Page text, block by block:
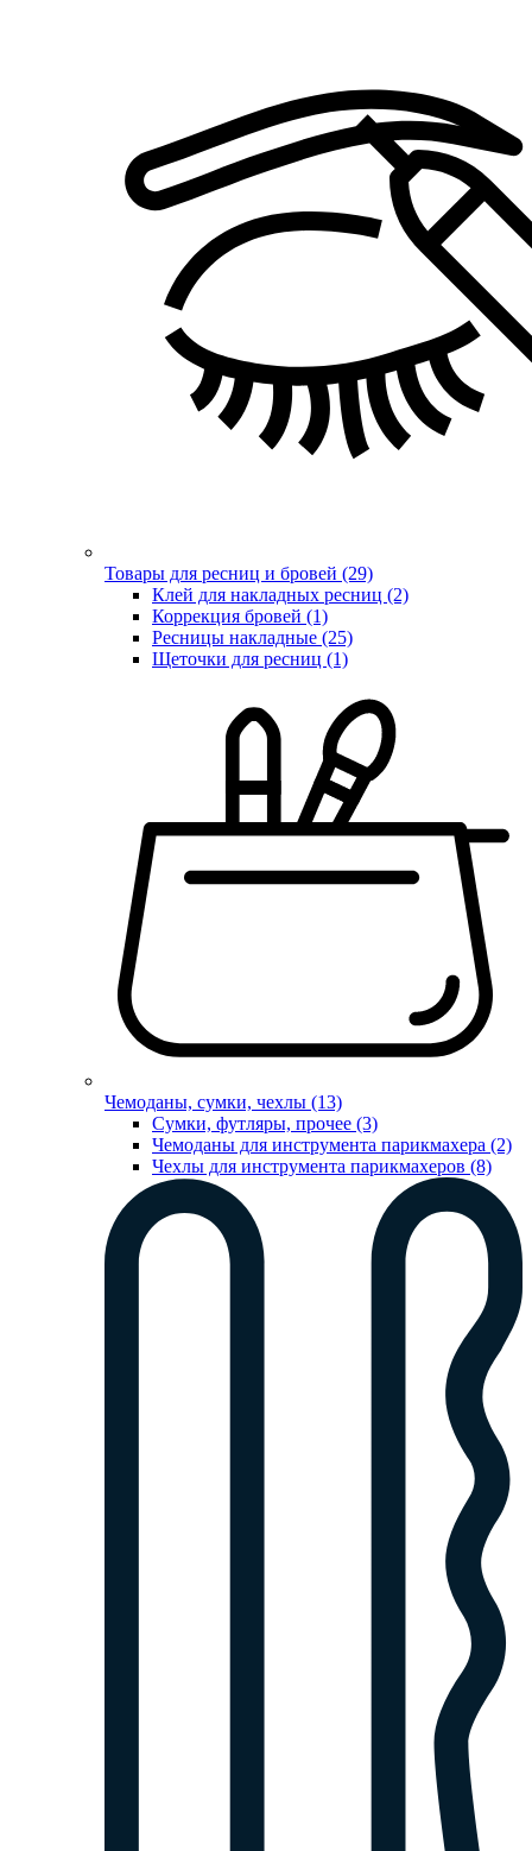
Товары для ресниц и бровей (29)
Клей для накладных ресниц (2)
Коррекция бровей (1)
Ресницы накладные (25)
Щеточки для ресниц (1)
Чемоданы, сумки, чехлы (13)
Сумки, футляры, прочее (3)
Чемоданы для инструмента парикмахера (2)
Чехлы для инструмента парикмахеров (8)